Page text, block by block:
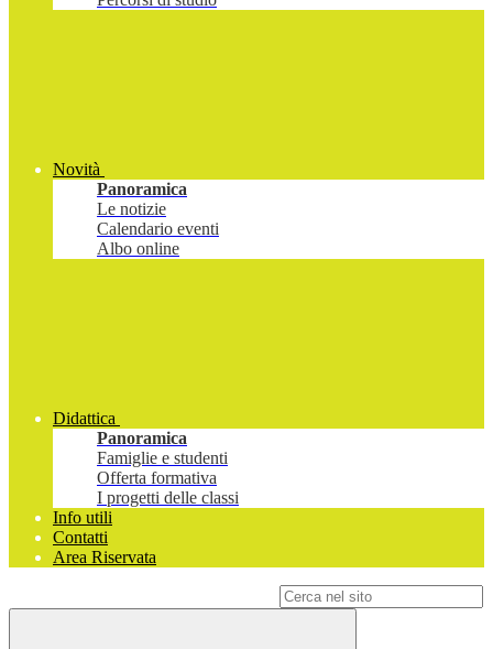
Novità
Panoramica
Le notizie
Calendario eventi
Albo online
Didattica
Panoramica
Famiglie e studenti
Offerta formativa
I progetti delle classi
Info utili
Contatti
Area Riservata